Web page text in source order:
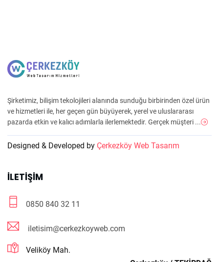
Şirketimiz, bilişim tekolojileri alanında sunduğu birbirinden özel ürün
ve hizmetleri ile, her geçen gün büyüyerek, yerel ve uluslararası
pazarda etkin ve kalıcı adımlarla ilerlemektedir. Gerçek müşteri ...
Designed & Developed by Çerkezköy Web Tasarım
İLETIŞIM
0850 840 32 11
iletisim@cerkezkoyweb.com
Veliköy Mah.